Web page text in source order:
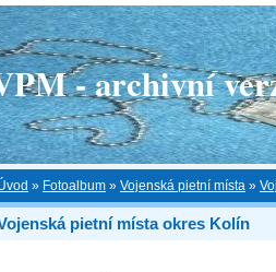
- archivní
» Fotoalbum » Vojenská pietní místa »
pietní místa okres Kolín